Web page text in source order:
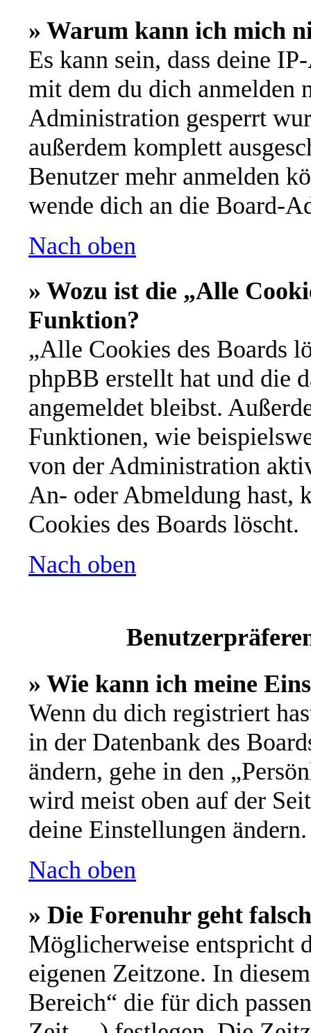
» Warum kann ich mich
Es kann sein, dass deine
mit dem du dich anmelden
Administration gesperrt
außerdem komplett
Benutzer mehr anmelden
wende dich an die Board-
Nach oben
» Wozu ist die „Alle
Funktion?
„Alle Cookies des Boards
phpBB erstellt hat und die
angemeldet bleibst.
Funktionen, wie
von der Administration
An- oder Abmeldung hast,
Cookies des Boards löscht.
Nach oben
» Wie kann ich meine
Wenn du dich registriert
in der Datenbank des
ändern, gehe in den
wird meist oben auf der
deine Einstellungen ändern.
Nach oben
» Die Forenuhr geht
Möglicherweise entspricht
eigenen Zeitzone. In
Bereich“ die für dich